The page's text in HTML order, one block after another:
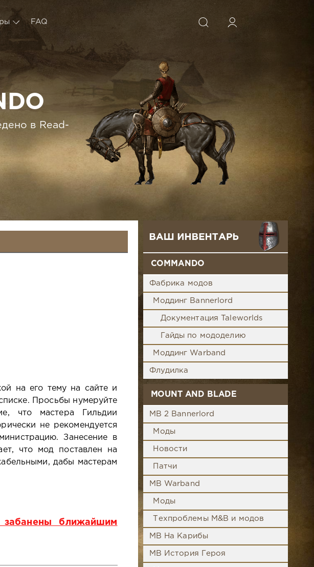
FAQ
в Read-
на его тему на сайте и
Просьбы нумеруйте
что мастера Гильдии
не рекомендуется
Занесение в
что мод поставлен на
дабы мастерам
ближайшим
COMMANDO
Фабрика модов
Моддинг Bannerlord
Документация Taleworlds
Гайды по мододелию
Моддинг Warband
Флудилка
MOUNT AND BLADE
MB 2 Bannerlord
Моды
Новости
Патчи
MB Warband
Моды
Техпроблемы M&B и модов
MB На Карибы
MB История Героя